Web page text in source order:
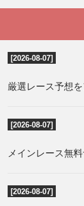
[2026-08-07]
厳選レース予想
[2026-08-07]
メインレース無
[2026-08-07]